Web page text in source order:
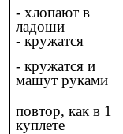
- хлопают в
ладоши
- кружатся
- кружатся и
машут руками
повтор, как в 1
куплете